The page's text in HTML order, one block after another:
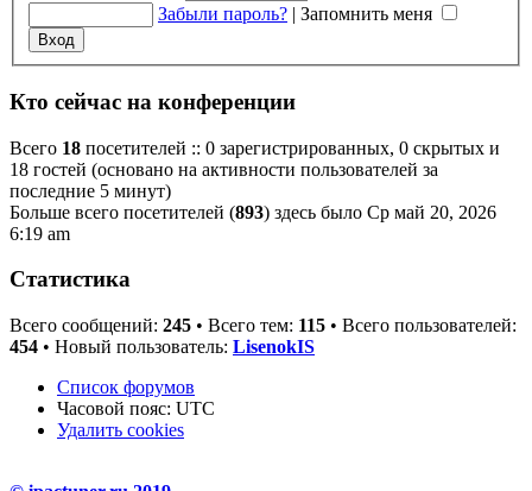
Забыли пароль? | Запомнить меня
Кто сейчас на конференции
Всего 18 посетителей :: 0 зарегистрированных, 0 скрытых и
18 гостей (основано на активности пользователей за
последние 5 минут)
Больше всего посетителей (893) здесь было Ср май 20, 2026
6:19 am
Статистика
Всего сообщений: 245 • Всего тем: 115 • Всего пользователей:
454 • Новый пользователь: LisenokIS
Список форумов
Часовой пояс: UTC
Удалить cookies